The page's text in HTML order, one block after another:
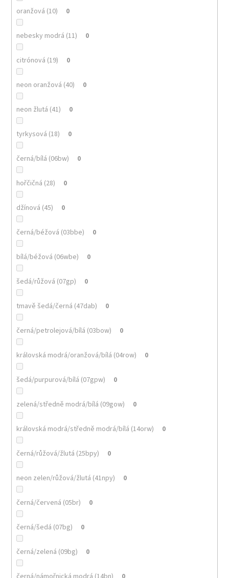
oranžová (10) 0
nebesky modrá (11) 0
citrónová (19) 0
neon oranžová (40) 0
neon žlutá (41) 0
tyrkysová (18) 0
černá/bílá (06bw) 0
hořčičná (28) 0
džínová (45) 0
černá/béžová (03bbe) 0
bílá/béžová (06wbe) 0
šedá/růžová (07gp) 0
tmavě šedá/černá (47dab) 0
černá/petrolejová/bílá (03bow) 0
královská modrá/oranžová/bílá (04row) 0
šedá/purpurová/bílá (07gpw) 0
zelená/středně modrá/bílá (09gow) 0
královská modrá/středně modrá/bílá (14orw) 0
černá/růžová/žlutá (25bpy) 0
neon zelen/růžová/žlutá (41npy) 0
černá/červená (05br) 0
černá/šedá (07bg) 0
černá/zelená (09bg) 0